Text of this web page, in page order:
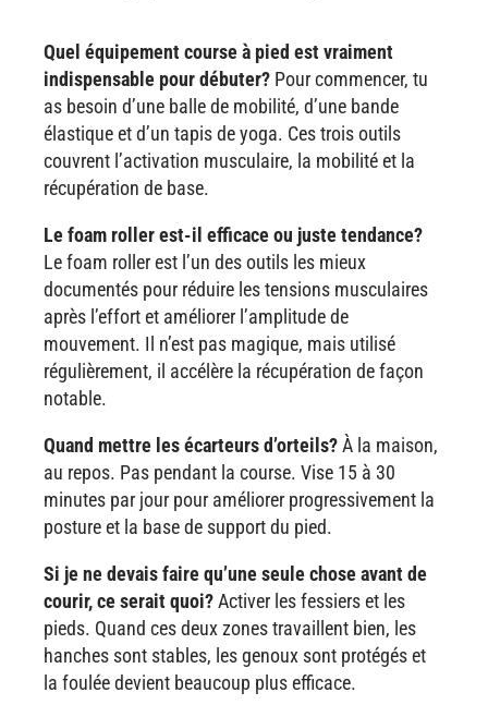
Quel équipement course à pied est vraiment
indispensable pour débuter? Pour commencer, tu
as besoin d’une balle de mobilité, d’une bande
élastique et d’un tapis de yoga. Ces trois outils
couvrent l’activation musculaire, la mobilité et la
récupération de base.
Le foam roller est-il efficace ou juste tendance?
Le foam roller est l’un des outils les mieux
documentés pour réduire les tensions musculaires
après l’effort et améliorer l’amplitude de
mouvement. Il n’est pas magique, mais utilisé
régulièrement, il accélère la récupération de façon
notable.
Quand mettre les écarteurs d’orteils?À la maison,
au repos. Pas pendant la course. Vise 15 à 30
minutes par jour pour améliorer progressivement la
posture et la base de support du pied.
Si je ne devais faire qu’une seule chose avant de
courir, ce serait quoi?Activer les fessiers et les
pieds. Quand ces deux zones travaillent bien, les
hanches sont stables, les genoux sont protégés et
la foulée devient beaucoup plus efficace.